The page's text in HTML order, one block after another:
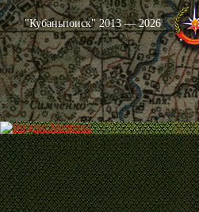
"Кубаньпоиск" 2013 — 2026